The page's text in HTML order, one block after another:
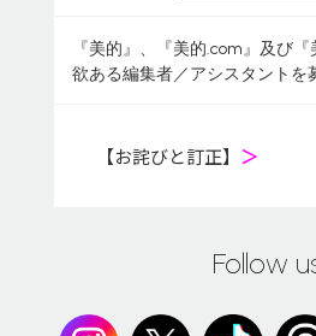
『美的』、『美的.com』及び
欲ある編集者／アシスタントを
【お詫びと訂正】 ＞
Follow